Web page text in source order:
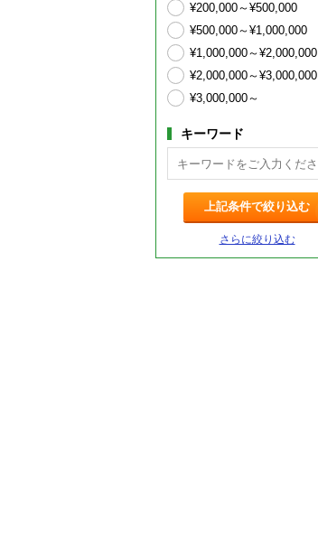
¥200,000～¥500,000
¥500,000～¥1,000,000
¥1,000,000～¥2,000,000
¥2,000,000～¥3,000,000
¥3,000,000～
キーワード
上記条件で絞り込む
さらに絞り込む